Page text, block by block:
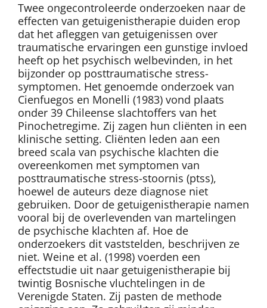
Twee ongecontroleerde onderzoeken naar de
effecten van getuigenistherapie duiden erop
dat het afleggen van getuigenissen over
traumatische ervaringen een gunstige invloed
heeft op het psychisch welbevinden, in het
bijzonder op posttraumatische stress-
symptomen. Het genoemde onderzoek van
Cienfuegos en Monelli (1983) vond plaats
onder 39 Chileense slachtoffers van het
Pinochetregime. Zij zagen hun cliënten in een
klinische setting. Cliënten leden aan een
breed scala van psychische klachten die
overeenkomen met symptomen van
posttraumatische stress-stoornis (ptss),
hoewel de auteurs deze diagnose niet
gebruiken. Door de getuigenistherapie namen
vooral bij de overlevenden van martelingen
de psychische klachten af. Hoe de
onderzoekers dit vaststelden, beschrijven ze
niet. Weine et al. (1998) voerden een
effectstudie uit naar getuigenistherapie bij
twintig Bosnische vluchtelingen in de
Verenigde Staten. Zij pasten de methode